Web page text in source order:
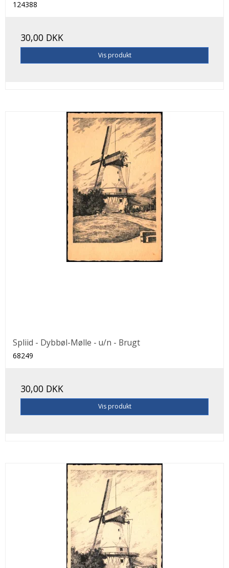
124388
30,00 DKK
Vis produkt
Spliid - Dybbøl-Mølle - u/n - Brugt
68249
30,00 DKK
Vis produkt